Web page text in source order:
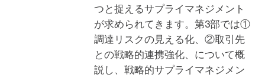
つと捉えるサプライマネジメント
が求められてきます。第3部では①
調達リスクの見える化、②取引先
との戦略的連携強化、について概
説し、戦略的サプライマネジメン